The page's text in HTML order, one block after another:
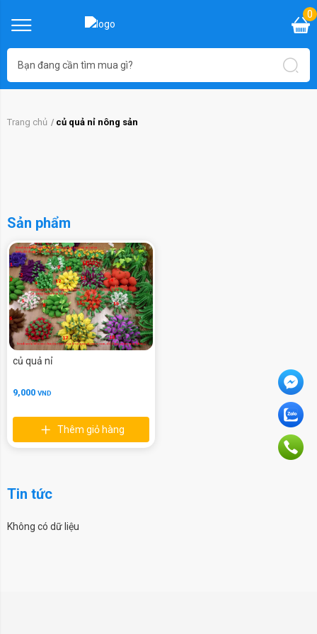
0
Trang chủ củ quả nỉ nông sản
Sản phẩm
củ quả nỉ
9,000 VND
Thêm giỏ hàng
Tin tức
Không có dữ liệu